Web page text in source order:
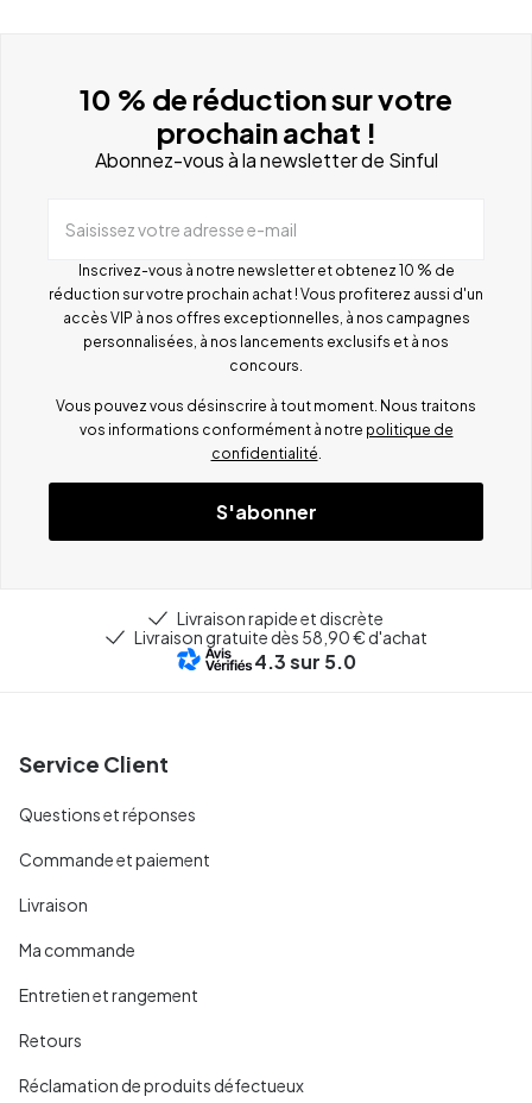
10 % de réduction sur votre
prochain achat !
Abonnez-vous à la newsletter de Sinful
Saisissez votre adresse e-mail
Inscrivez-vous à notre newsletter et obtenez 10 % de
réduction sur votre prochain achat ! Vous profiterez aussi d'un
accès VIP à nos offres exceptionnelles, à nos campagnes
personnalisées, à nos lancements exclusifs et à nos
concours.
Vous pouvez vous désinscrire à tout moment. Nous traitons
vos informations conformément à notre politique de
confidentialité
S'abonner
Livraison rapide et discrète
Livraison gratuite dès 58,90 € d'achat
4.3sur 5.0
Service Client
Questions et réponses
Commande et paiement
Livraison
Ma commande
Entretien et rangement
Retours
Réclamation de produits défectueux